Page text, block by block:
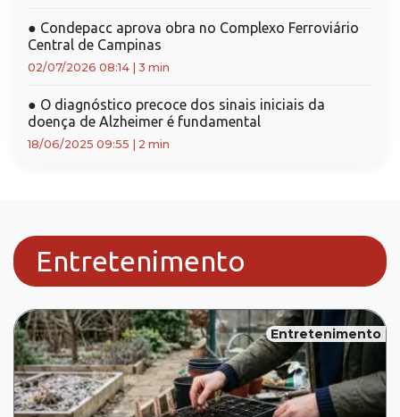
● Condepacc aprova obra no Complexo Ferroviário
Central de Campinas
02/07/2026 08:14 3 min
● O diagnóstico precoce dos sinais iniciais da
doença de Alzheimer é fundamental
18/06/2025 09:55 2 min
Entretenimento
Entretenimento